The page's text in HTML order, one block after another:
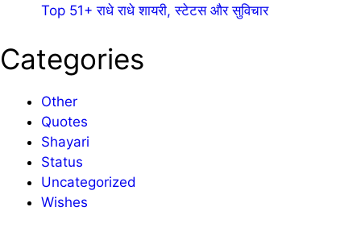
Top 51+ राधे राधे शायरी, स्टेटस और सुविचार
Categories
Other
Quotes
Shayari
Status
Uncategorized
Wishes